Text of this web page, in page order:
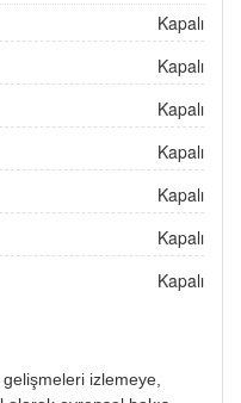
Kapalı
Kapalı
Kapalı
Kapalı
Kapalı
Kapalı
Kapalı
izlemeye,